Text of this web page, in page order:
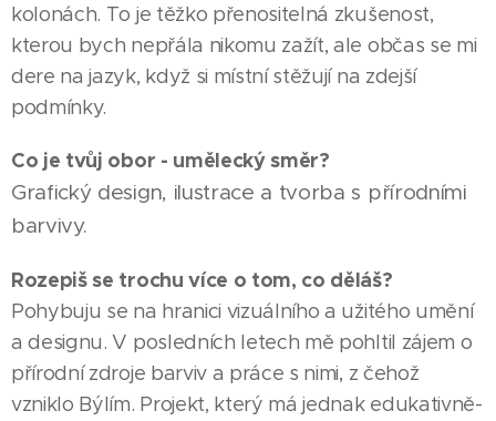
kolonách. To je těžko přenositelná zkušenost,
kterou bych nepřála nikomu zažít, ale občas se mi
dere na jazyk, když si místní stěžují na zdejší
podmínky.
Co je tvůj obor - umělecký směr?
Grafický design, ilustrace a tvorba s přírodními
barvivy.
Rozepiš se trochu více o tom, co děláš?
Pohybuju se na hranici vizuálního a užitého umění
a designu. V posledních letech mě pohltil zájem o
přírodní zdroje barviv a práce s nimi, z čehož
vzniklo Býlím. Projekt, který má jednak edukativně-